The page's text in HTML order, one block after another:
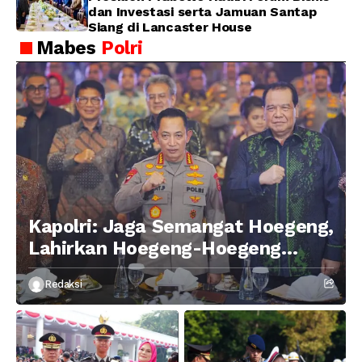
dan Investasi serta Jamuan Santap
Siang di Lancaster House
Mabes Polri
Kapolri: Jaga Semangat Hoegeng,
Lahirkan Hoegeng-Hoegeng
Berikutnya
Redaksi